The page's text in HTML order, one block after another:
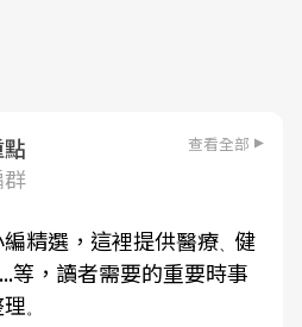
查看全部
精選，這裡提供醫療、 健
等，讀者需要的重要時事
。